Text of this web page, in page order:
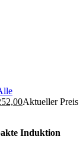
Aktueller Preis
Induktion